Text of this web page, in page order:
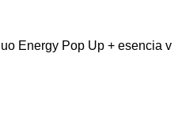
Energy Pop Up + esencia v